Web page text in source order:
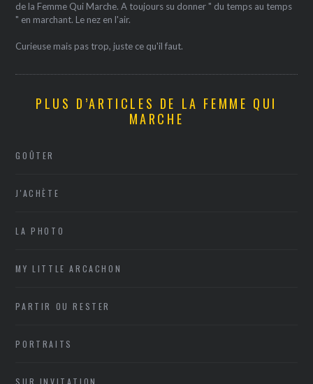
de la Femme Qui Marche. A toujours su donner " du temps au temps
" en marchant. Le nez en l'air.
Curieuse mais pas trop, juste ce qu'il faut.
PLUS D’ARTICLES DE LA FEMME QUI
MARCHE
GOÛTER
J'ACHÈTE
LA PHOTO
MY LITTLE ARCACHON
PARTIR OU RESTER
PORTRAITS